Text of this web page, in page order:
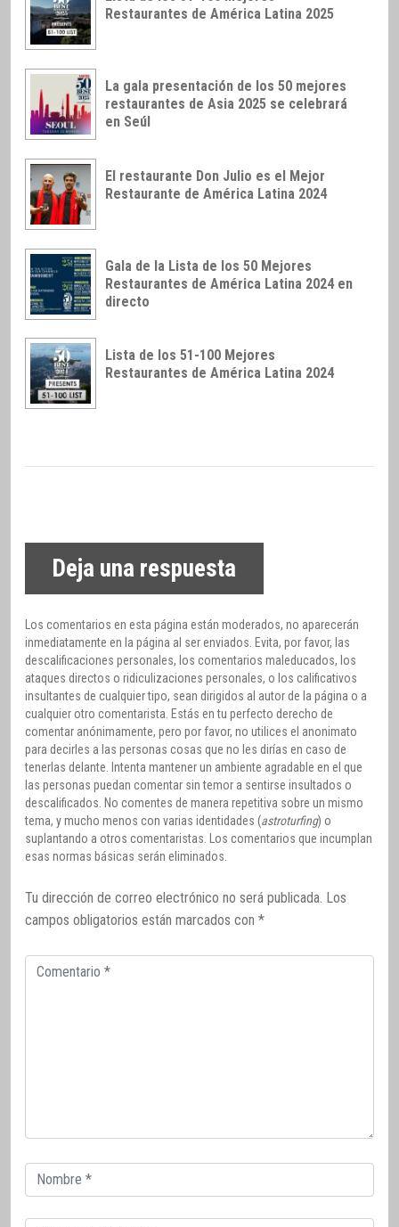
Restaurantes de América Latina 2025
La gala presentación de los 50 mejores
restaurantes de Asia 2025 se celebrará
en Seúl
El restaurante Don Julio es el Mejor
Restaurante de América Latina 2024
Gala de la Lista de los 50 Mejores
Restaurantes de América Latina 2024 en
directo
Lista de los 51-100 Mejores
Restaurantes de América Latina 2024
Deja una respuesta
Los comentarios en esta página están moderados, no aparecerán
inmediatamente en la página al ser enviados. Evita, por favor, las
descalificaciones personales, los comentarios maleducados, los
ataques directos o ridiculizaciones personales, o los calificativos
insultantes de cualquier tipo, sean dirigidos al autor de la página o a
cualquier otro comentarista. Estás en tu perfecto derecho de
comentar anónimamente, pero por favor, no utilices el anonimato
para decirles a las personas cosas que no les dirías en caso de
tenerlas delante. Intenta mantener un ambiente agradable en el que
las personas puedan comentar sin temor a sentirse insultados o
descalificados. No comentes de manera repetitiva sobre un mismo
tema, y mucho menos con varias identidades (astroturfing) o
suplantando a otros comentaristas. Los comentarios que incumplan
esas normas básicas serán eliminados.
Tu dirección de correo electrónico no será publicada. Los
campos obligatorios están marcados con *
Comentario
Correo
electrónico